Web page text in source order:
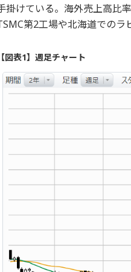
掛けている。海外売上高比
第2工場や北海道でのラ
【図表1】週足チャート